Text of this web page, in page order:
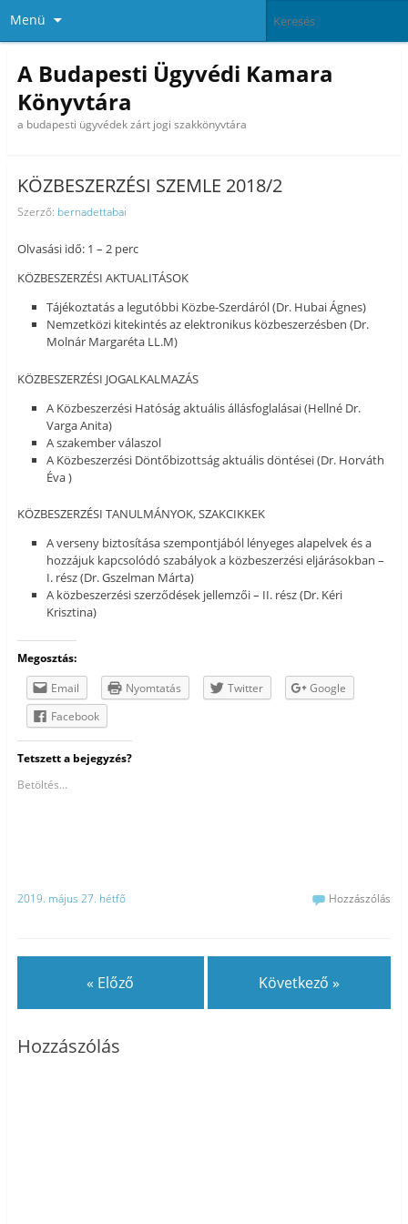
Menü
A Budapesti Ügyvédi Kamara
Könyvtára
a budapesti ügyvédek zárt jogi szakkönyvtára
KÖZBESZERZÉSI SZEMLE 2018/2
Szerző: bernadettabai
Olvasási idő: 1 – 2 perc
KÖZBESZERZÉSI AKTUALITÁSOK
Tájékoztatás a legutóbbi Közbe-Szerdáról (Dr. Hubai Ágnes)
Nemzetközi kitekintés az elektronikus közbeszerzésben (Dr.
Molnár Margaréta LL.M)
KÖZBESZERZÉSI JOGALKALMAZÁS
A Közbeszerzési Hatóság aktuális állásfoglalásai (Hellné Dr.
Varga Anita)
A szakember válaszol
A Közbeszerzési Döntőbizottság aktuális döntései (Dr. Horváth
Éva )
KÖZBESZERZÉSI TANULMÁNYOK, SZAKCIKKEK
A verseny biztosítása szempontjából lényeges alapelvek és a
hozzájuk kapcsolódó szabályok a közbeszerzési eljárásokban –
I. rész (Dr. Gszelman Márta)
A közbeszerzési szerződések jellemzői – II. rész (Dr. Kéri
Krisztina)
Megosztás:
Email
Nyomtatás Twitter
Google
Facebook
Tetszett a bejegyzés?
Betöltés...
2019. május 27. hétfő Hozzászólás
« Előző Következő »
Hozzászólás